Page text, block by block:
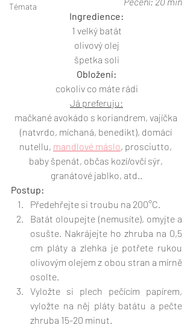
Témata
Ingredience:
1 velký batát
olivový olej
špetka soli
Obložení:
cokoliv co máte rádi
Já preferuju:
mačkané avokádo s koriandrem, vajíčka
(natvrdo, míchaná, benedikt), domácí
nutellu, mandlové máslo, prosciutto,
baby špenát, občas kozí/ovčí sýr,
granátové jablko, atd..
Postup:
Předehřejte si troubu na 200°C.
Batát oloupejte (nemusíte), omyjte a
osušte. Nakrájejte ho zhruba na 0,5
cm pláty a zlehka je potřete rukou
olivovým olejem z obou stran a mírně
osolte.
Vyložte si plech pečícím papírem,
vyložte na něj pláty batátu a pečte
zhruba 15-20 minut.